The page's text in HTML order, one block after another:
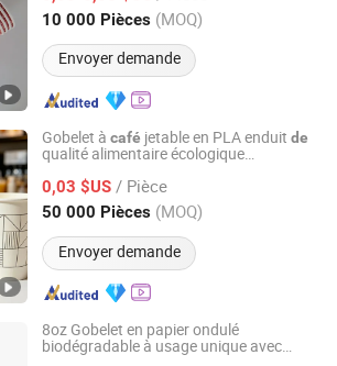
10 000 Pièces (MOQ)
Envoyer demande
Depuis 2022
Gobelet à café jetable en PLA enduit de
qualité alimentaire écologique
paroi 8oz/10oz/12oz/16oz/22oz pour
boissons froi
0,03 $US / Pièce
50 000 Pièces (MOQ)
Envoyer demande
Tech Co., Ltd.
Depuis 2016
8oz Gobelet en papier ondulé
biodégradable à usage unique avec
and Export Trading Co., Ltd.